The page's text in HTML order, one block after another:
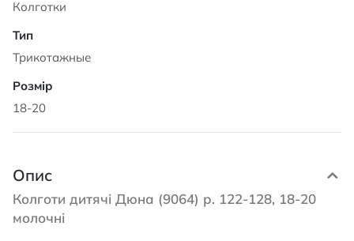
Колготки
Трикотажные
18-20
Опис
Колготи дитячі Дюна (9064) р. 122-128, 18-20
молочні